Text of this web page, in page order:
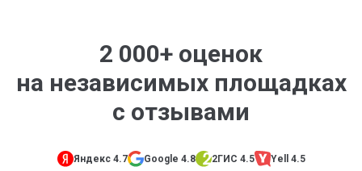
2 000+ оценок
на независимых площадках
с отзывами
Яндекс 4.7 Google 4.8 2ГИС 4.5 Yell 4.5